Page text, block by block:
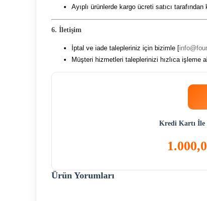
Ayıplı ürünlerde kargo ücreti satıcı tarafından
6. İletişim
İptal ve iade talepleriniz için bizimle [
Müşteri hizmetleri taleplerinizi hızlıca işleme
Kredi Kartı İle
Ürün Yorumları